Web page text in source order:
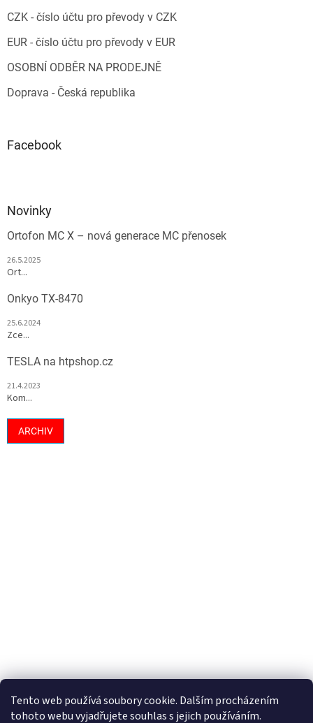
Tento web používá soubory cookie. Dalším procházením
tohoto webu vyjadřujete souhlas s jejich používáním.
CZK - číslo účtu pro převody v CZK
EUR - číslo účtu pro převody v EUR
OSOBNÍ ODBĚR NA PRODEJNĚ
Doprava - Česká republika
Facebook
Novinky
Ortofon MC X – nová generace MC přenosek
26.5.2025
Ort...
Onkyo TX-8470
25.6.2024
Zce...
TESLA na htpshop.cz
21.4.2023
Kom...
ARCHIV